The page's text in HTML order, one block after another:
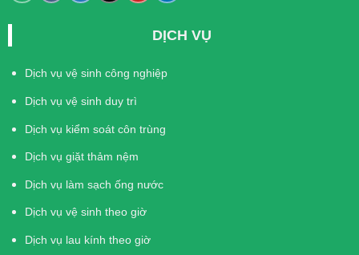
DỊCH VỤ
Dịch vụ vệ sinh công nghiệp
Dịch vụ vệ sinh duy trì
Dịch vụ kiểm soát côn trùng
Dịch vụ giặt thảm nệm
Dịch vụ làm sạch ống nước
Dịch vụ vệ sinh theo giờ
Dịch vụ lau kính theo giờ